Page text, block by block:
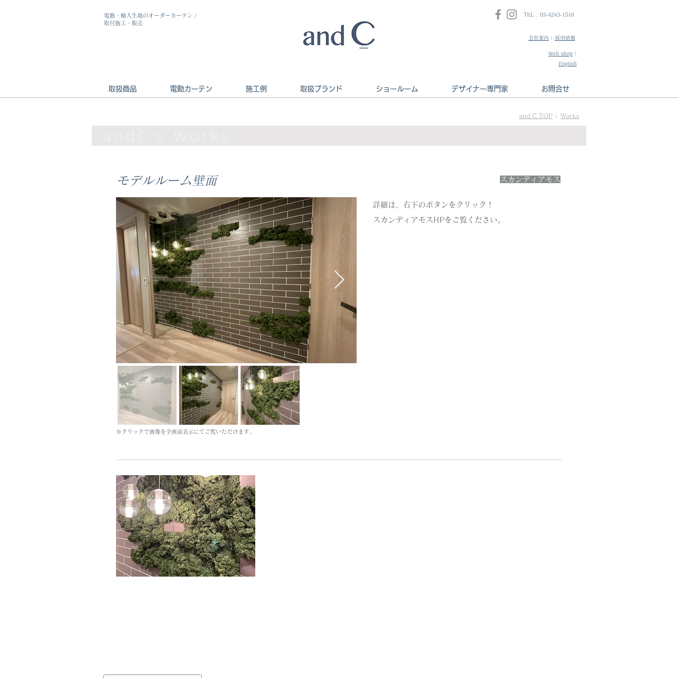
電動・輸入生地のオーダーカーテン /
取付施工・販売
TEL : 03-4243-1516
会社案内 採用情報
Web shop
English
取扱商品 電動カーテン 施工例 取扱ブランド ショールーム デザイナー専門家 お問合せ
and C TOP > Works
andC's Works
モデルルーム壁面 スカンディアモス
※クリックで画像を全画面表示にてご覧いただけます。
詳細は、右下のボタンをクリック！
スカンディアモスHPをご覧ください。